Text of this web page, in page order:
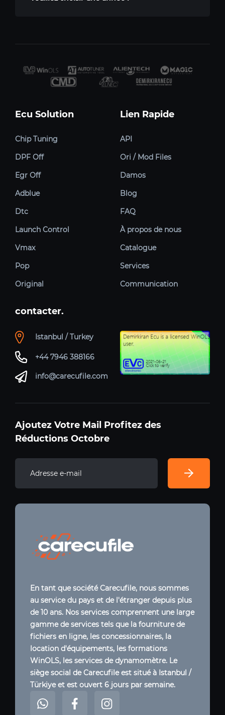
Ecu Solution
Chip Tuning
DPF Off
Egr Off
Adblue
Dtc
Launch Control
Vmax
Pop
Original
Lien Rapide
API
Ori / Mod Files
Damos
Blog
FAQ
À propos de nous
Catalogue
Services
Communication
contacter.
Istanbul / Turkey
+44 7946 388166
info@carecufile.com
Ajoutez Votre Mail Profitez des
Réductions Octobre
En tant que société Carecufile, nous sommes
au service du pays et de l'étranger depuis plus
de 10 ans. Nos services comprennent une large
gamme de services tels que la fourniture de
fichiers en ligne, les concessionnaires, la
location d'équipements, les formations
WinOLS, les services de dynamomètre. Le
siège social de Carecufile est situé à Istanbul /
Türkiye et est ouvert 6 jours par semaine.